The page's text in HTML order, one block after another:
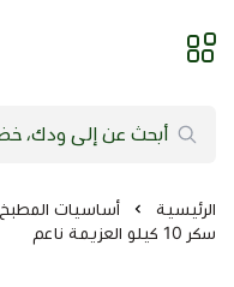
الرئيسية أساسيات المطبخ
سكر 10 كيلو العزيمة ناعم